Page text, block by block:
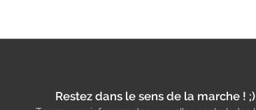
Restez dans le sens de la marche ! ;)